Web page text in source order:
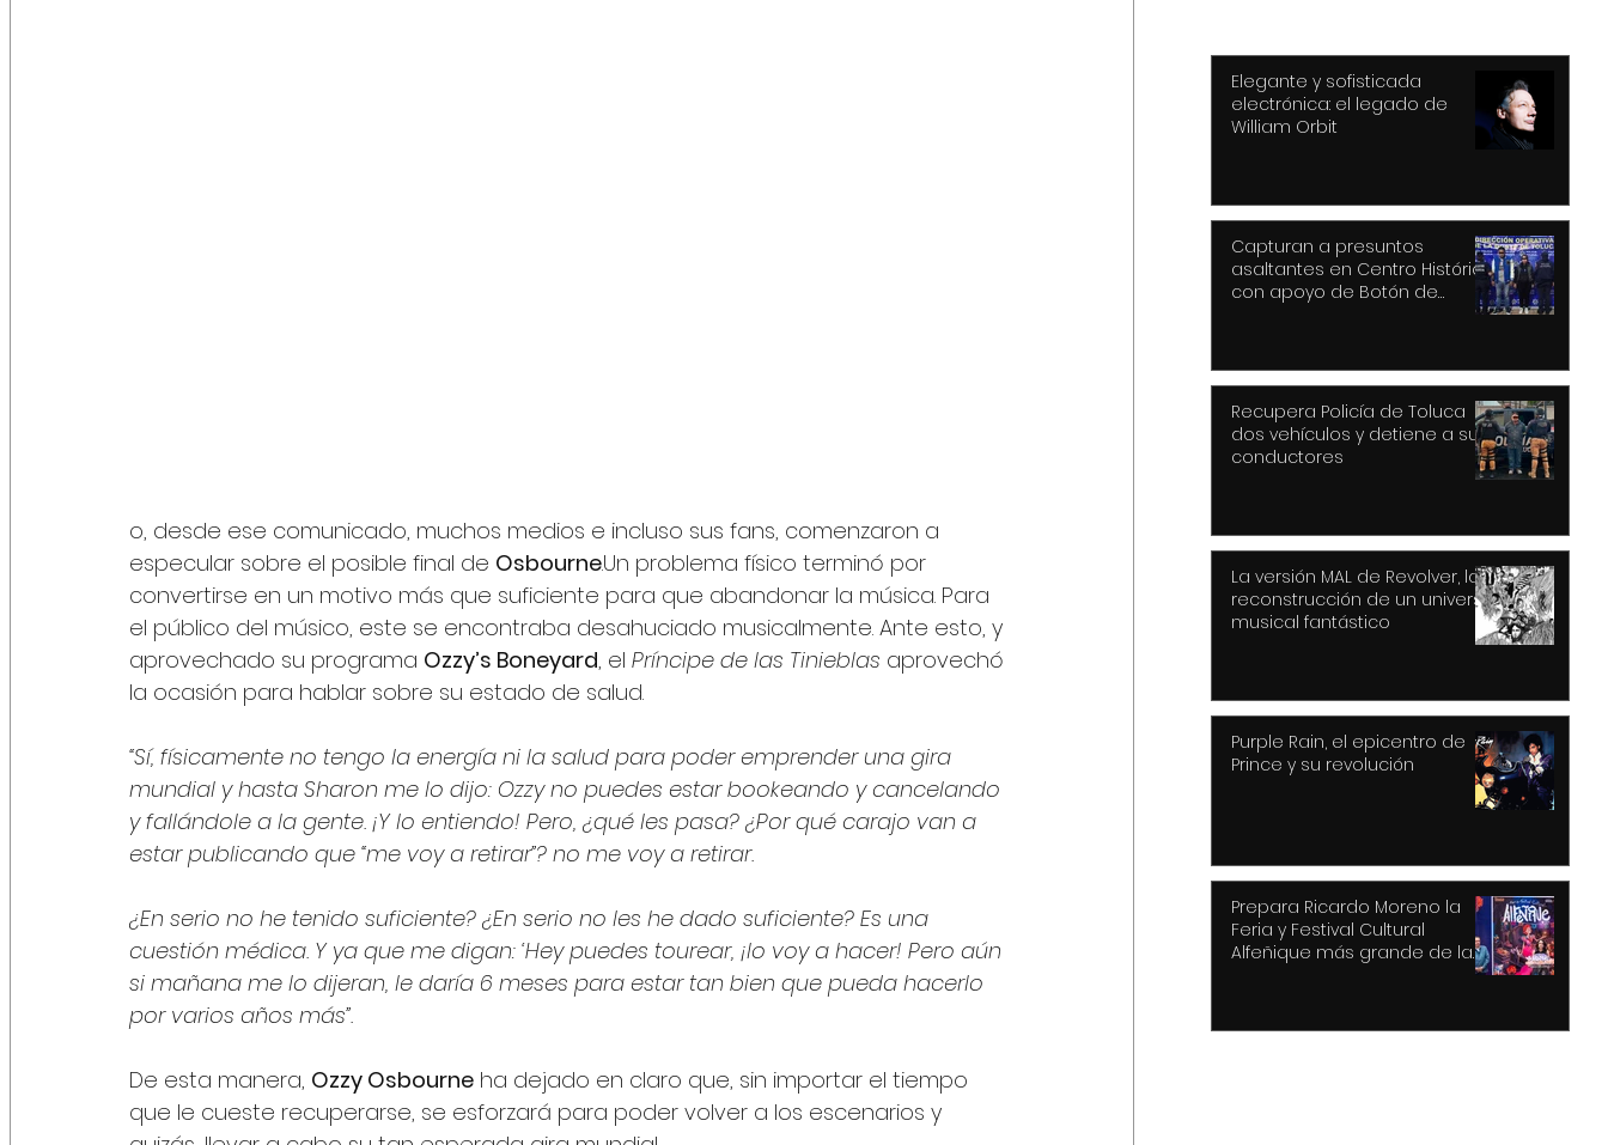
o, desde ese comunicado, muchos medios e incluso sus fans, comenzaron a
especular sobre el posible final de Osbourne.Un problema físico terminó por
convertirse en un motivo más que suficiente para que abandonar la música. Para
el público del músico, este se encontraba desahuciado musicalmente. Ante esto, y
aprovechado su programa Ozzy’s Boneyard, el Príncipe de las Tinieblas aprovechó
la ocasión para hablar sobre su estado de salud.
“Sí, físicamente no tengo la energía ni la salud para poder emprender una gira
mundial y hasta Sharon me lo dijo: Ozzy no puedes estar bookeando y cancelando
y fallándole a la gente. ¡Y lo entiendo! Pero, ¿qué les pasa? ¿Por qué carajo van a
estar publicando que “me voy a retirar”? no me voy a retirar.
¿En serio no he tenido suficiente? ¿En serio no les he dado suficiente? Es una
cuestión médica. Y ya que me digan: ‘Hey puedes tourear, ¡lo voy a hacer! Pero aún
si mañana me lo dijeran, le daría 6 meses para estar tan bien que pueda hacerlo
por varios años más”.
De esta manera, Ozzy Osbourne ha dejado en claro que, sin importar el tiempo
que le cueste recuperarse, se esforzará para poder volver a los escenarios y
Elegante y sofisticada
electrónica: el legado de
William Orbit
Capturan a presuntos
asaltantes en Centro Histórico
con apoyo de Botón de
Recupera Policía de Toluca
dos vehículos y detiene a sus
conductores
La versión MAL de Revolver, la
reconstrucción de un universo
musical fantástico
Purple Rain, el epicentro de
Prince y su revolución
Prepara Ricardo Moreno la
Feria y Festival Cultural
Alfeñique más grande de la